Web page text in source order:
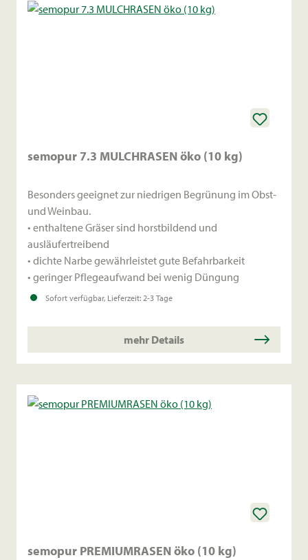
semopur 7.3 MULCHRASEN öko (10 kg)
Besonders geeignet zur niedrigen Begrünung im Obst-
und Weinbau.
• enthaltene Gräser sind horstbildend und
ausläufertreibend
• dichte Narbe gewährleistet gute Befahrbarkeit
• geringer Pflegeaufwand bei wenig Düngung
Sofort verfügbar, Lieferzeit: 2-3 Tage
mehr Details
semopur PREMIUMRASEN öko (10 kg)